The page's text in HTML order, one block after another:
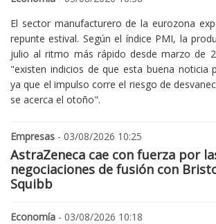
El sector manufacturero de la eurozona
repunte estival. Según el índice PMI, la
julio al ritmo más rápido desde marzo de
"existen indicios de que esta buena noticia
ya que el impulso corre el riesgo de
se acerca el otoño".
Empresas - 03/08/2026 10:25
AstraZeneca cae con fuerza por
negociaciones de fusión con
Squibb
Economía - 03/08/2026 10:18